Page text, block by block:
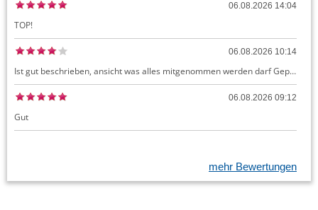
06.08.2026 14:04
TOP!
06.08.2026 10:14
Ist gut beschrieben, ansicht was alles mitgenommen werden darf Gepäck dürfte auch kostenloses Handgepäck umfassen, ansonsten sehr easy zu machen
06.08.2026 09:12
Gut
mehr Bewertungen